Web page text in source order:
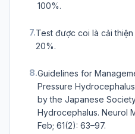
100%.
7.Test được coi là cải
20%.
8.Guidelines for
Pressure
by the Japanese
Hydrocephalus. Neurol
Feb; 61(2): 63–97.